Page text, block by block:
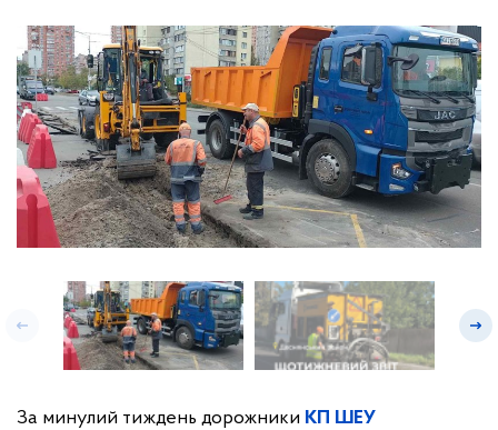
За минулий тиждень дорожники КП ШЕУ